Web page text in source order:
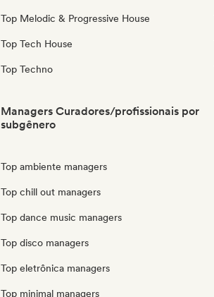
Top Melodic & Progressive House
Top Tech House
Top Techno
Managers Curadores/profissionais por
subgênero
Top ambiente managers
Top chill out managers
Top dance music managers
Top disco managers
Top eletrônica managers
Top minimal managers